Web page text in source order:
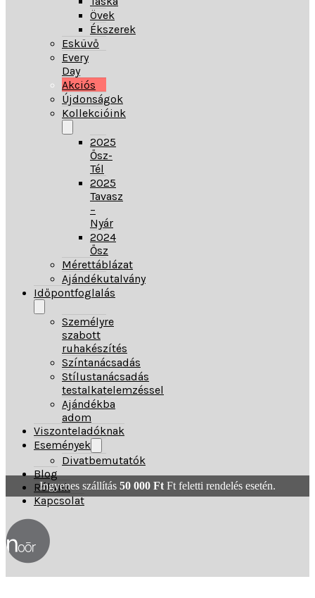
Övek
Ékszerek
Esküvő
Every
Day
Akciós
Újdonságok
Kollekcióink
2025
Ősz-
Tél
2025
Tavasz
–
Nyár
2024
Ősz
Mérettáblázat
Ajándékutalvány
Időpontfoglalás
Személyre
szabott
ruhakészítés
Színtanácsadás
Stílustanácsadás
testalkatelemzéssel
Ajándékba
adom
Viszonteladóknak
Események
Divatbemutatók
Blog
Rólunk
Kapcsolat
Ingyenes szállítás 50 000 Ft Ft feletti rendelés esetén.